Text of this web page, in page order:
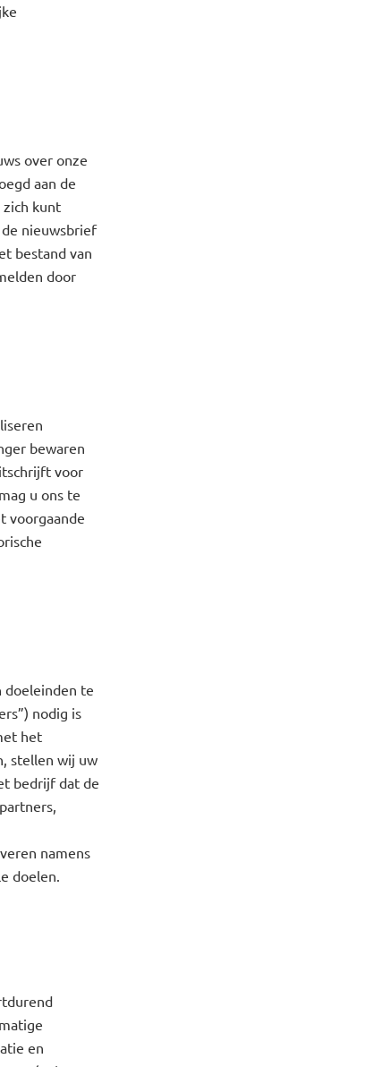
over onze
aan de
zich kunt
nieuwsbrief
bestand van
door
bewaren
voor
u ons te
voorgaande
doeleinden te
nodig is
het
stellen wij uw
bedrijf dat de
namens
doelen.
en